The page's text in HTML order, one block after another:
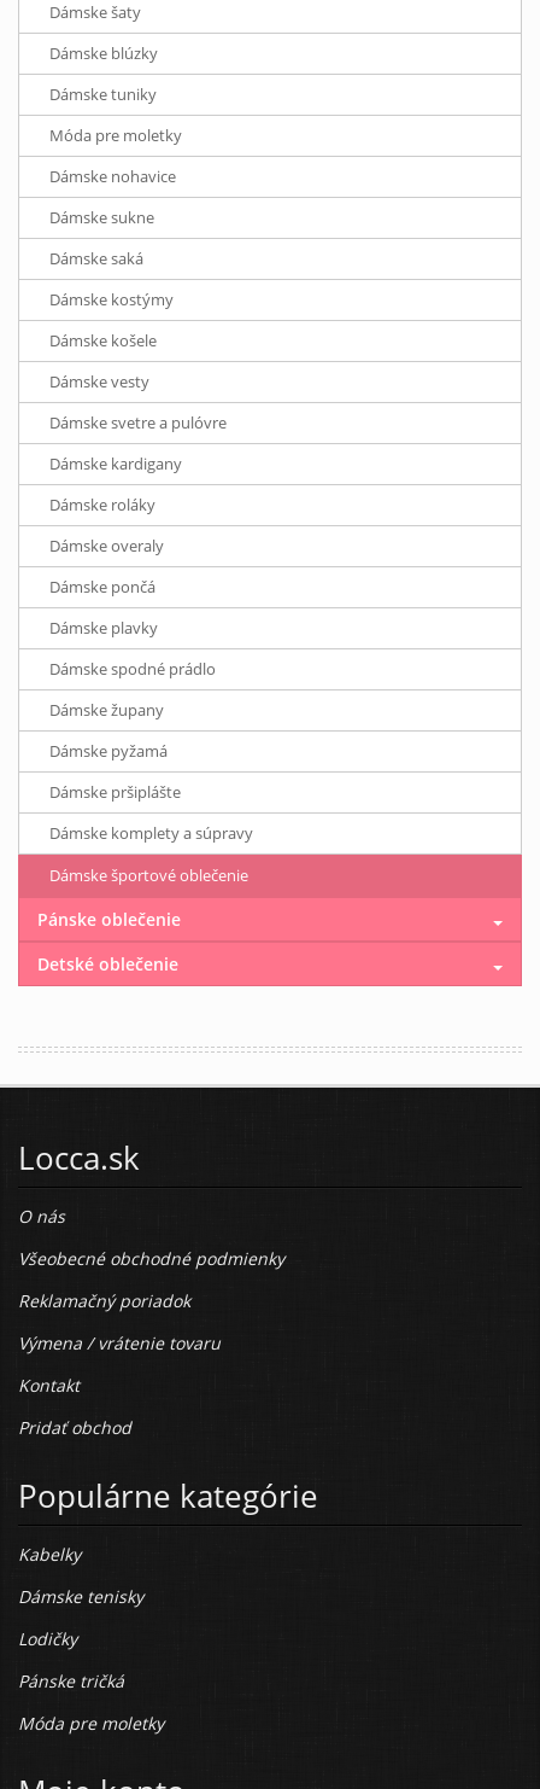
Dámske šaty
Dámske blúzky
Dámske tuniky
Móda pre moletky
Dámske nohavice
Dámske sukne
Dámske saká
Dámske kostýmy
Dámske košele
Dámske vesty
Dámske svetre a pulóvre
Dámske kardigany
Dámske roláky
Dámske overaly
Dámske pončá
Dámske plavky
Dámske spodné prádlo
Dámske župany
Dámske pyžamá
Dámske pršiplášte
Dámske komplety a súpravy
Dámske športové oblečenie
Pánske oblečenie
Detské oblečenie
Locca.sk
O nás
Všeobecné obchodné podmienky
Reklamačný poriadok
Výmena / vrátenie tovaru
Kontakt
Pridať obchod
Populárne kategórie
Kabelky
Dámske tenisky
Lodičky
Pánske tričká
Móda pre moletky